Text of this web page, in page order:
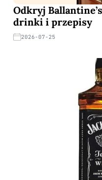
Odkryj
drinki i przepisy
2026-07-25